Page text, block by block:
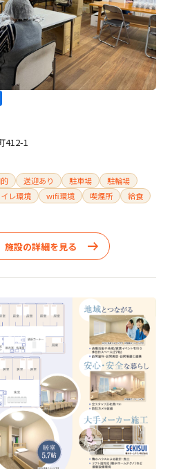
412-1
送迎あり 駐車場
駐輪場
イレ環境 wifi環境 喫煙所
給食
施設の詳細を見る